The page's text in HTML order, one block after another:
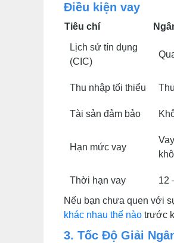
Điều kiện vay
Tiêu chí
Lịch sử tín dụng
(CIC)
Thu nhập tối thiểu
Tài sản đảm bảo
Hạn mức vay
Thời hạn vay 12
Nếu bạn chưa quen với
khác nhau thế nào trước
3. Tốc Độ Giải